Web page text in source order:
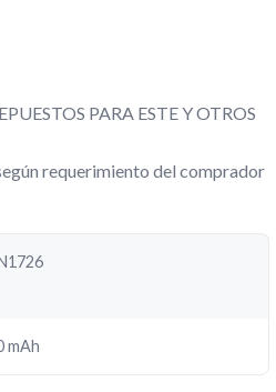
PARA ESTE Y OTROS
requerimiento del comprador
mAh